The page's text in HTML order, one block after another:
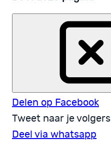
Delen op Facebook
Tweet naar je volgers
Deel via whatsapp